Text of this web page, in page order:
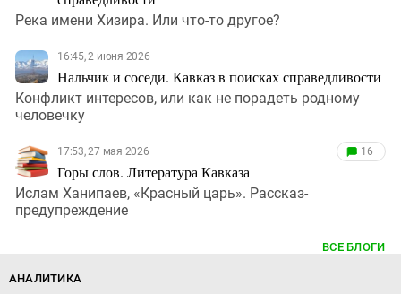
Река имени Хизира. Или что-то другое?
16:45, 2 июня 2026
Нальчик и соседи. Кавказ в поисках справедливости
Конфликт интересов, или как не порадеть родному
человечку
17:53, 27 мая 2026
Горы слов. Литература Кавказа
16
Ислам Ханипаев, «Красный царь». Рассказ-
предупреждение
ВСЕ БЛОГИ
АНАЛИТИКА